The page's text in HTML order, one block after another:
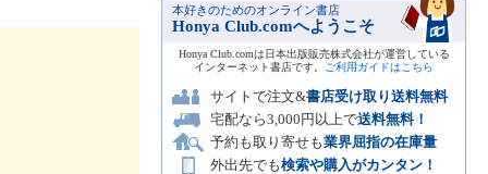
本好きのためのオンライン書店
Honya Club.comへようこそ
Honya Club.comは日本出版販売株式会社が運営している
インターネット書店です。
ご利用ガイドはこちら
サイトで注文&書店受け取り送料無料
宅配なら3,000円以上で送料無料！
予約も取り寄せも業界屈指の在庫量
外出先でも検索や購入がカンタン！